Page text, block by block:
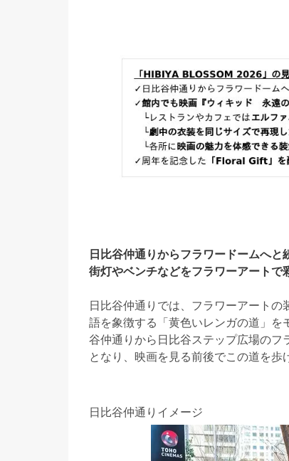
日比谷仲通りからフラワードームへと
街灯やベンチなどをフラワーアート
日比谷仲通りでは、フラワーアート
語を象徴する「黄色いレンガの道」
谷仲通りから日比谷ステップ広場の
となり、映画を見る前後でこの道を歩
日比谷仲通りイメージ